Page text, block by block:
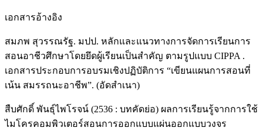
เอกสารอ้างอิง
สมภพ สุวรรณรัฐ. มปป. หลักและแนวทางการจัดการเรียนการ
สอนอาชีวศึกษาโดยยึดผู้เรียนเป็นสำคัญ ตามรูปแบบ CIPPA .
เอกสารประกอบการอบรมเชิงปฏิบัติการ “เขียนแผนการสอนที่
เน้น สมรรถนะอาชีพ”. (อัดสำเนา)
สืบศักดิ์ พันธุ์ไพโรจน์ (2536 : บทคัดย่อ) ผลการเรียนรู้จากการใช้
ไมโครคอมพิวเตอร์สอนการออกแบบแผ่นออกแบบวงจร